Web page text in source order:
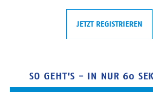
JETZT REGISTRIEREN
SO GEHT'S - IN NUR 60